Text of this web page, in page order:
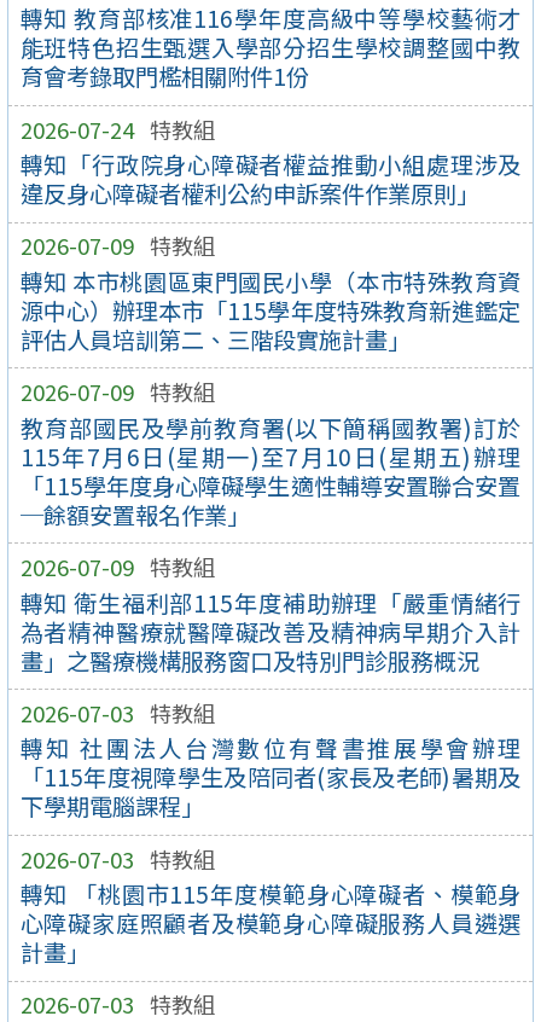
轉知 教育部核准116學年度高級中等學校藝術才
能班特色招生甄選入學部分招生學校調整國中教
育會考錄取門檻相關附件1份
2026-07-24 特教組
轉知「行政院身心障礙者權益推動小組處理涉及
違反身心障礙者權利公約申訴案件作業原則」
2026-07-09 特教組
轉知 本市桃園區東門國民小學（本市特殊教育資
源中心）辦理本市「115學年度特殊教育新進鑑定
評估人員培訓第二、三階段實施計畫」
2026-07-09 特教組
教育部國民及學前教育署(以下簡稱國教署)訂於
115年7月6日(星期一)至7月10日(星期五)辦理
「115學年度身心障礙學生適性輔導安置聯合安置
─餘額安置報名作業」
2026-07-09 特教組
轉知 衛生福利部115年度補助辦理「嚴重情緒行
為者精神醫療就醫障礙改善及精神病早期介入計
畫」之醫療機構服務窗口及特別門診服務概況
2026-07-03 特教組
轉知 社團法人台灣數位有聲書推展學會辦理
「115年度視障學生及陪同者(家長及老師)暑期及
下學期電腦課程」
2026-07-03 特教組
轉知 「桃園市115年度模範身心障礙者、模範身
心障礙家庭照顧者及模範身心障礙服務人員遴選
計畫」
2026-07-03 特教組